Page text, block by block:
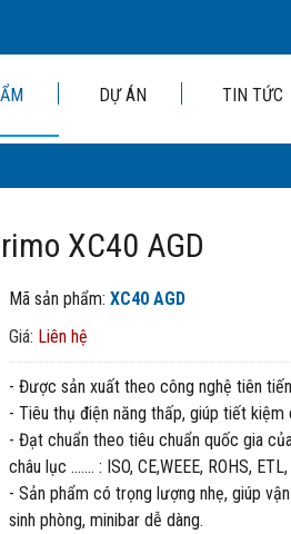
DỰ ÁN TIN TỨC
XC40 AGD
Mã sản phẩm: XC40 AGD
Giá: Liên hệ
- Được sản xuất theo công nghệ tiên
- Tiêu thụ điện năng thấp, giúp tiết kiệm
- Đạt chuẩn theo tiêu chuẩn quốc gia
châu lục ……. : ISO, CE,WEEE, ROHS, ETL,
- Sản phẩm có trọng lượng nhẹ, giúp
sinh phòng, minibar dễ dàng.